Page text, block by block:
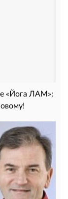
«Йога ЛАМ»: